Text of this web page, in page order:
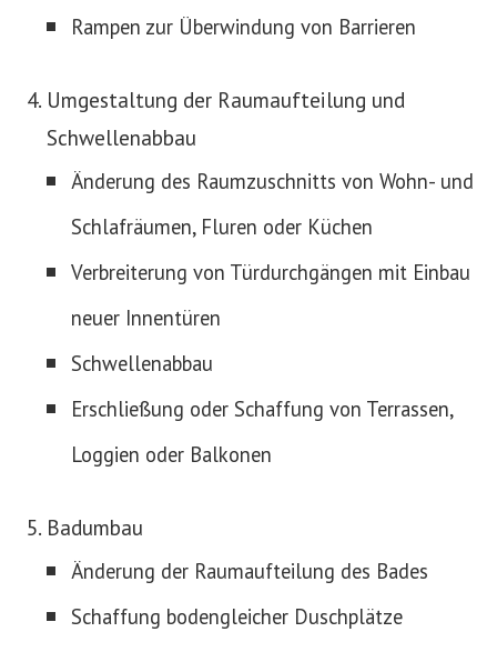
Rampen zur Überwindung von Barrieren
Umgestaltung der Raumaufteilung und
Schwellenabbau
Änderung des Raumzuschnitts von Wohn- und
Schlafräumen, Fluren oder Küchen
Verbreiterung von Türdurchgängen mit Einbau
neuer Innentüren
Schwellenabbau
Erschließung oder Schaffung von Terrassen,
Loggien oder Balkonen
Badumbau
Änderung der Raumaufteilung des Bades
Schaffung bodengleicher Duschplätze